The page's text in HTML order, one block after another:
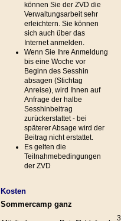
können Sie der ZVD die
Verwaltungsarbeit sehr
erleichtern. Sie können
sich auch über das
Internet anmelden.
Wenn Sie Ihre Anmeldung
bis eine Woche vor
Beginn des Sesshin
absagen (Stichtag
Anreise), wird Ihnen auf
Anfrage der halbe
Sesshinbeitrag
zurückerstattet - bei
späterer Absage wird der
Beitrag nicht erstattet.
Es gelten die
Teilnahmebedingungen
der ZVD
Kosten
Sommercamp ganz